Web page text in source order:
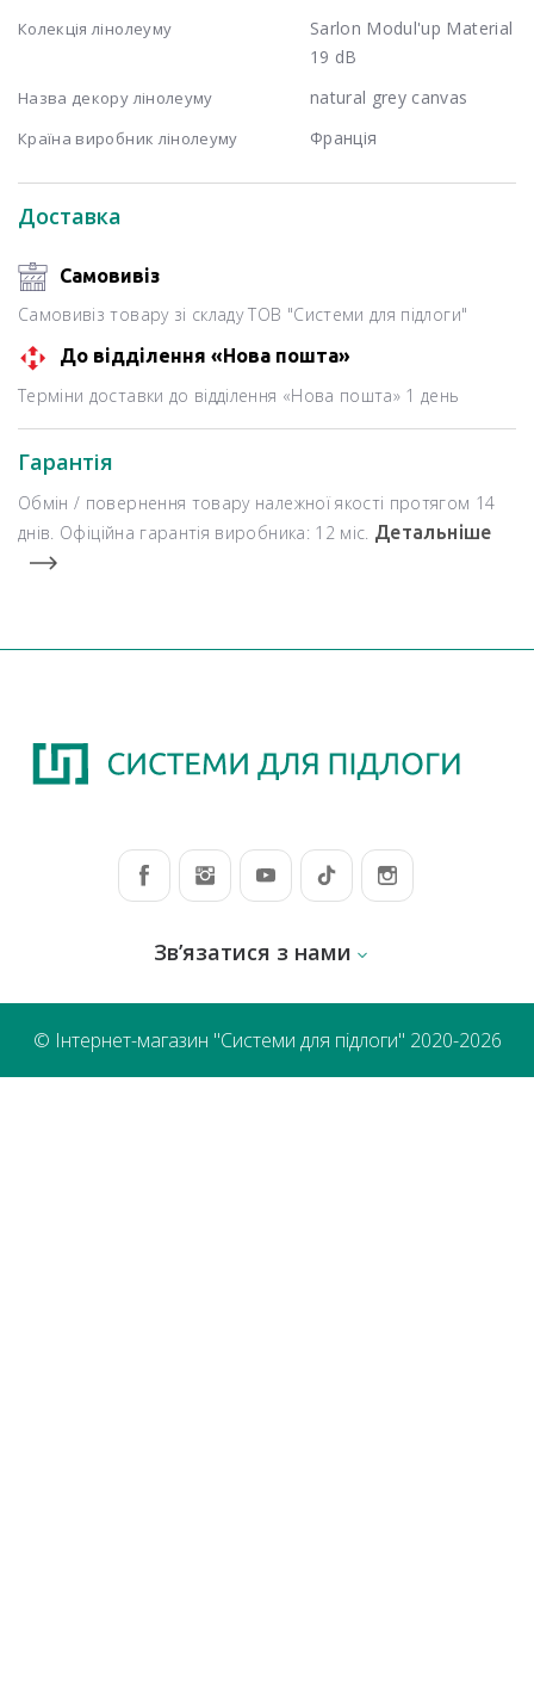
Доставка
Самовивіз
Самовивіз товару зі складу ТОВ "Системи для підлоги"
До відділення «Нова пошта»
Терміни доставки до відділення «Нова пошта» 1 день
Гарантія
Обмін / повернення товару належної якості протягом 14
днів. Офіційна гарантія виробника: 12 міс. Детальніше
Колекція лінолеуму
Sarlon Modul'up Material
19 dB
Назва декору лінолеуму natural grey canvas
Країна виробник лінолеуму Франція
Зв’язатися з нами
© Інтернет-магазин "Системи для підлоги" 2020-2026